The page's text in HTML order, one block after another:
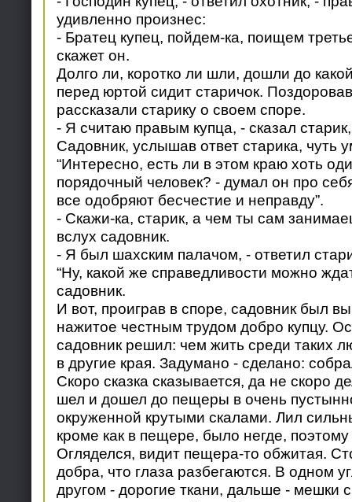
удивленно произнес:
- Братец купец, пойдем-ка, поищем
скажет он.
Долго ли, коротко ли шли, дошли до
перед юртой сидит старичок.
рассказали старику о своем споре.
- Я считаю правым купца, - сказал
Садовник, услышав ответ старика, чуть
“Интересно, есть ли в этом краю хоть
порядочный человек? - думал он про
все одобряют бесчестие и неправду”.
- Скажи-ка, старик, а чем ты сам
вслух садовник.
- Я был шахским палачом, - ответил
“Ну, какой же справедливости можно
садовник.
И вот, проиграв в споре, садовник был
нажитое честным трудом добро купцу.
садовник решил: чем жить среди таких
в другие края. Задумано - сделано:
Скоро сказка сказывается, да не скоро
шел и дошел до пещеры в очень
окруженной крутыми скалами. Лил
кроме как в пещере, было негде,
Огляделся, видит пещера-то обжитая.
добра, что глаза разбегаются. В одном
другом - дорогие ткани, дальше - мешки